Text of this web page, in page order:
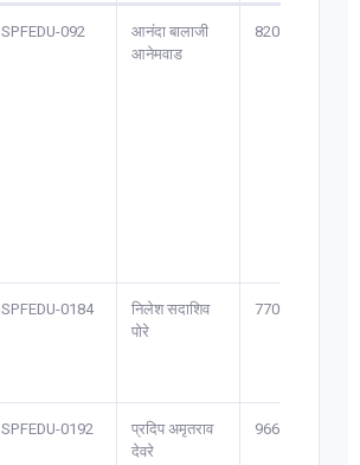
SPFEDU-092
आनंदा बालाजी
आनेमवाड
8208*****1
SPFEDU-0184
निलेश सदाशिव
पोरे
7709*****7
SPFEDU-0192
प्रदिप अमृतराव
देवरे
9665*****8